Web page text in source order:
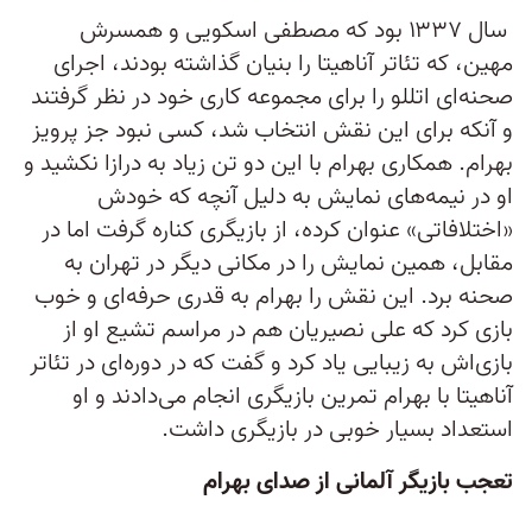
سال‌ ۱۳۳۷ بود که مصطفی اسکویی و همسرش
مهین، که تئاتر آناهیتا را بنیان گذاشته بودند، اجرای
صحنه‌ای اتللو را برای مجموعه کاری خود در نظر گرفتند
و آنکه برای این نقش انتخاب شد، کسی نبود جز پرویز
بهرام. همکاری بهرام با این دو تن زیاد به درازا نکشید و
او در نیمه‌های نمایش به دلیل آنچه که خودش
«اختلافاتی» عنوان کرده، از بازیگری کناره گرفت اما در
مقابل، همین نمایش را در مکانی دیگر در تهران به
صحنه برد. این نقش را بهرام به قدری حرفه‌ای و خوب
بازی کرد که علی نصیریان هم در مراسم تشیع او از
بازی‌اش به زیبایی یاد کرد و گفت که در دور‌ه‌ای در تئاتر
آناهیتا با بهرام تمرین بازیگری انجام می‌دادند و او
استعداد بسیار خوبی در بازیگری داشت.
تعجب بازیگر آلمانی از صدای بهرام